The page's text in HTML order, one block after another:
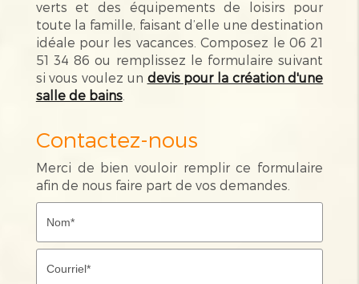
verts et des équipements de loisirs pour
toute la famille, faisant d’elle une destination
idéale pour les vacances. Composez le 06 21
51 34 86 ou remplissez le formulaire suivant
si vous voulez un devis pour la création d'une
salle de bains.
Contactez-nous
Merci de bien vouloir remplir ce formulaire
afin de nous faire part de vos demandes.